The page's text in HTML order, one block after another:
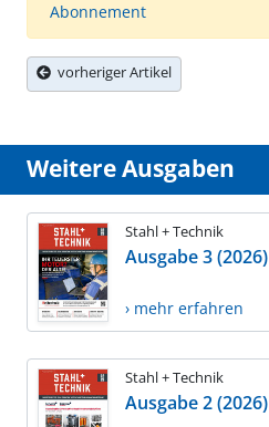
Abonnement
vorheriger Artikel
Weitere Ausgaben
Stahl + Technik
Ausgabe 3 (2026)
› mehr erfahren
Stahl + Technik
Ausgabe 2 (2026)